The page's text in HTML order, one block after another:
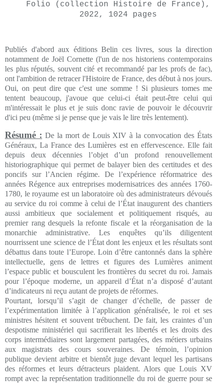
Folio (collection Histoire de France),
2022, 1024 pages
Publiés d'abord aux éditions Belin ces livres, sous la direction
notamment de Joël Cornette (l'un de nos historiens contemporains
les plus réputés, souvent cité et recommandé par les profs de fac),
ont l'ambition de retracer l'Histoire de France, des début à nos jours.
Oui, on peut dire que c'est une somme ! Si plusieurs tomes me
tentent beaucoup, j'avoue que celui-ci était peut-être celui qui
m'intéressait le plus et je suis donc ravie de pouvoir le découvrir
d'ici peu (même si je pense que je vais le lire très lentement).
Résumé : De la mort de Louis XIV à la convocation des États
Généraux, La France des Lumières est en effervescence. Elle fait
depuis deux décennies l’objet d’un profond renouvellement
historiographique qui permet de balayer bien des certitudes et des
poncifs sur l’Ancien régime. De l’expérience réformatrice des
années Régence aux entreprises modernisatrices des années 1760-
1780, le royaume est un laboratoire où des administrateurs dévoués
au service du roi comme à celui de l’État inaugurent des chantiers
aussi ambitieux que socialement et politiquement risqués, au
premier rang desquels la refonte fiscale et la réorganisation de la
monarchie administrative. Les enquêtes qu’ils diligentent
nourrissent une science de l’État dont les enjeux et les résultats sont
débattus dans toute l’Europe. Loin d’être cantonnés dans la sphère
intellectuelle, gens de lettres et figures des Lumières animent
l’espace public et bousculent les frontières du secret du roi. Jamais
pour l’époque moderne, un appareil d’État n’a disposé d’autant
d’indicateurs ni reçu autant de projets de réformes.
Pourtant, lorsqu’il s’agit de changer d’échelle, de passer de
l’expérimentation limitée à l’application généralisée, le roi et ses
ministres hésitent et souvent trébuchent. De fait, les craintes d’un
despotisme ministériel qui sacrifierait les libertés et les droits des
corps intermédiaires sont largement partagées, des métiers urbains
aux magistrats des cours souveraines. De témoin, l’opinion
publique devient arbitre et bientôt juge devant lequel les partisans
des réformes et leurs détracteurs plaident. Alors que Louis XV
rompt avec la représentation traditionnelle du roi de guerre pour se